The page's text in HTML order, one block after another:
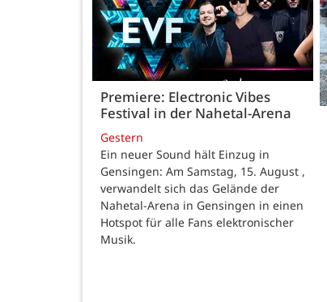
Premiere: Electronic Vibes
Festival in der Nahetal-Arena
Gestern
Ein neuer Sound hält Einzug in
Gensingen: Am Samstag, 15. August ,
verwandelt sich das Gelände der
Nahetal-Arena in Gensingen in einen
Hotspot für alle Fans elektronischer
Musik.